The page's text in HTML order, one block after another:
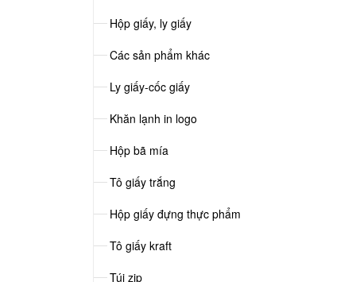
Hộp giấy, ly giấy
Các sản phẩm khác
Ly giấy-cốc giấy
Khăn lạnh in logo
Hộp bã mía
Tô giấy trắng
Hộp giấy đựng thực phẩm
Tô giấy kraft
Túi zip